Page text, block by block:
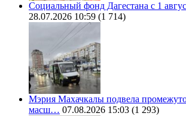
Социальный фонд Дагестана с 1
28.07.2026 10:59 (1 714)
Мэрия Махачкалы подвела
масш… 07.08.2026 15:03 (1 293)